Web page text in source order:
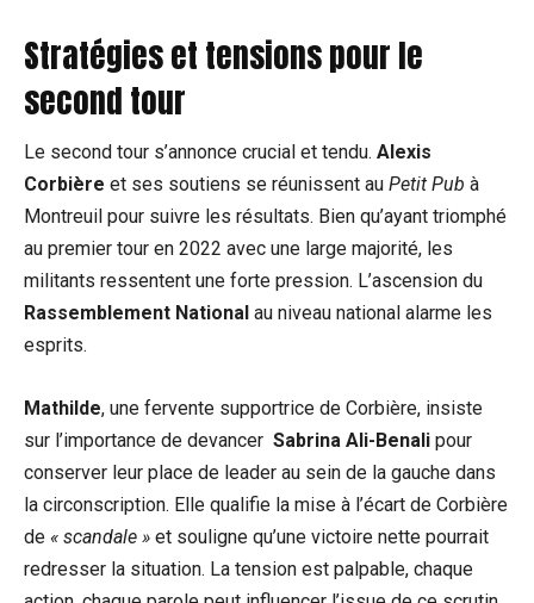
Stratégies et tensions pour le
second tour
Le second ​tour s’annonce crucial et tendu.​ Alexis‌
Corbière et ses soutiens se réunissent au Petit Pub à
Montreuil pour suivre les résultats. ‌Bien qu’ayant triomphé
au premier tour en 2022 avec une large majorité, les
militants⁣ ressentent une ⁤forte pression. L’ascension du
Rassemblement National au niveau national alarme les
esprits.
Mathilde, une fervente supportrice de Corbière, insiste
sur l’importance de devancer ⁢ Sabrina Ali-Benali pour
conserver leur ​place de‌ leader au sein de la gauche dans ​
la circonscription. Elle qualifie la mise à l’écart de Corbière
de « scandale » et ⁣souligne qu’une victoire nette pourrait
redresser la situation. La tension est palpable, chaque